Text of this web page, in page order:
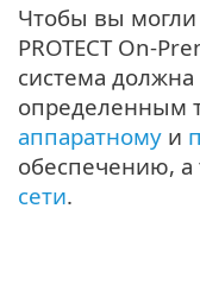
Чтобы вы могли
PROTECT On-
система должна
определенным
аппаратному и
обеспечению, а
сети.